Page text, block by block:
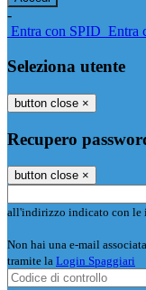
-
Entra con SPID Entra
Seleziona utente
button close ×
Recupero
button close ×
all'indirizzo indicato con le
Non hai una e-mail
tramite la Login Spaggiari